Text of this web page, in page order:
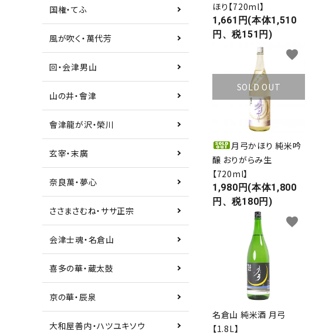
特定商取引法について
お問い合わせ
0242-22-1076
営業時間 - 9:00～19:00
ほり【720ml】
1,661円(本体1,510
円、税151円)
SOLD OUT
月弓かほり 純米吟
醸 おりがらみ生
【720ml】
1,980円(本体1,800
円、税180円)
favorite
名倉山 純米酒 月弓
【1.8L】
favorite
国権・てふ
風が吹く・萬代芳
回・会津男山
山の井・會津
會津龍が沢・榮川
玄宰・末廣
奈良萬・夢心
ささまさむね・ササ正宗
会津士魂・名倉山
喜多の華・蔵太鼓
京の華・辰泉
大和屋善内・ハツユキソウ